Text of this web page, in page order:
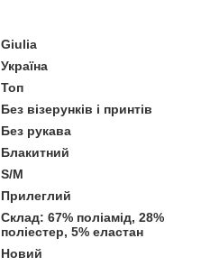
Giulia
Україна
Топ
Без візерунків і принтів
Без рукава
Блакитний
S/M
Прилеглий
Склад: 67% поліамід, 28%
поліестер, 5% еластан
Новий